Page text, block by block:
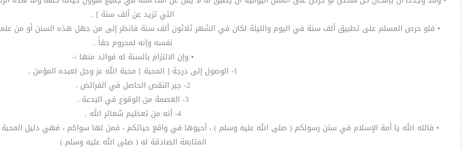
التي تزيد عن ألف سنة ] .
• فلو حرص المسلم على تطبيق ألف سنة في اليوم والليلة لكان في الشهر ثلاثون ألف سنة فانظر إلى من جهل هذه السنن أو من
نفسه وإنه لمحروم حقاً .
• وإن الالتزام بالسنة له فوائد منها :-
1- الوصول إلى درجة [ المحبة ] محبة الله عز وجل لعبده المؤمن .
2- جبر النقص الحاصل في الفرائض .
3- العصمة من الوقوع في البدعة .
4- أنه من تعظيم شعائر الله .
• فالله الله يا أمة الإسلام في سنن رسولكم ( صلى الله عليه وسلم ) ، أحيوها في واقع حياتكم ، فمن لها سواكم ، فهي دليل
المتابعة الصادقة له ( صلى الله عليه وسلم )